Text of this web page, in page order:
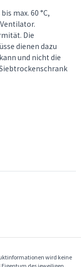
max. 60 °C,
Die
dienen dazu
und nicht die
wird keine